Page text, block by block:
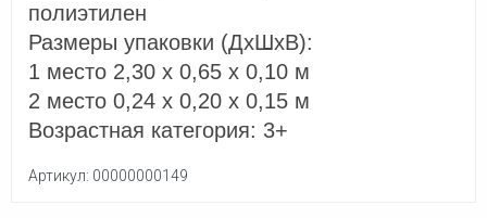
полиэтилен
Размеры упаковки (ДхШхВ):
1 место 2,30 х 0,65 х 0,10 м
2 место 0,24 х 0,20 х 0,15 м
Возрастная категория: 3+
Артикул: 00000000149